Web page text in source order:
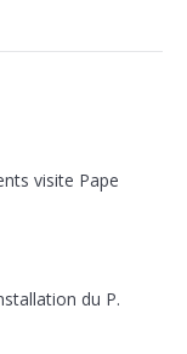
visite Pape
du P.